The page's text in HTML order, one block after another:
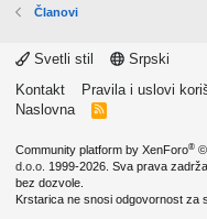
Članovi
Svetli stil
Srpski
Kontakt
Pravila i uslovi
Naslovna
R
Community platform by XenForo® ©
d.o.o. 1999-2026. Sva prava
bez dozvole.
Krstarica ne snosi odgovornost za